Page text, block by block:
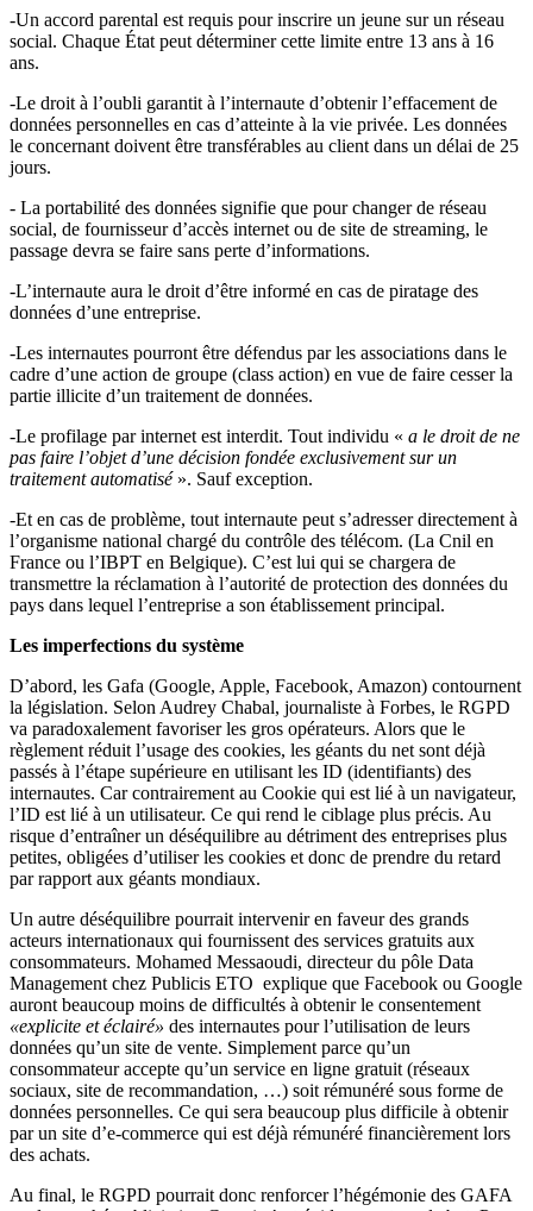
-Un accord parental est requis pour inscrire un jeune sur un réseau
social. Chaque État peut déterminer cette limite entre 13 ans à 16
ans.
-Le droit à l’oubli garantit à l’internaute d’obtenir l’effacement de
données personnelles en cas d’atteinte à la vie privée. Les données
le concernant doivent être transférables au client dans un délai de 25
jours.
- La portabilité des données signifie que pour changer de réseau
social, de fournisseur d’accès internet ou de site de streaming, le
passage devra se faire sans perte d’informations.
-L’internaute aura le droit d’être informé en cas de piratage des
données d’une entreprise.
-Les internautes pourront être défendus par les associations dans le
cadre d’une action de groupe (class action) en vue de faire cesser la
partie illicite d’un traitement de données.
-Le profilage par internet est interdit. Tout individu « a le droit de ne
pas faire l’objet d’une décision fondée exclusivement sur un
traitement automatisé». Sauf exception.
-Et en cas de problème, tout internaute peut s’adresser directement à
l’organisme national chargé du contrôle des télécom. (La Cnil en
France ou l’IBPT en Belgique). C’est lui qui se chargera de
transmettre la réclamation à l’autorité de protection des données du
pays dans lequel l’entreprise a son établissement principal.
Les imperfections du système
D’abord, les Gafa (Google, Apple, Facebook, Amazon) contournent
la législation. Selon Audrey Chabal, journaliste à Forbes, le RGPD
va paradoxalement favoriser les gros opérateurs. Alors que le
règlement réduit l’usage des cookies, les géants du net sont déjà
passés à l’étape supérieure en utilisant les ID (identifiants) des
internautes. Car contrairement au Cookie qui est lié à un navigateur,
l’ID est lié à un utilisateur. Ce qui rend le ciblage plus précis. Au
risque d’entraîner un déséquilibre au détriment des entreprises plus
petites, obligées d’utiliser les cookies et donc de prendre du retard
par rapport aux géants mondiaux.
Un autre déséquilibre pourrait intervenir en faveur des grands
acteurs internationaux qui fournissent des services gratuits aux
consommateurs. Mohamed Messaoudi, directeur du pôle Data
Management chez Publicis ETO explique que Facebook ou Google
auront beaucoup moins de difficultés à obtenir le consentement
«explicite et éclairé» des internautes pour l’utilisation de leurs
données qu’un site de vente. Simplement parce qu’un
consommateur accepte qu’un service en ligne gratuit (réseaux
sociaux, site de recommandation, …) soit rémunéré sous forme de
données personnelles. Ce qui sera beaucoup plus difficile à obtenir
par un site d’e-commerce qui est déjà rémunéré financièrement lors
des achats.
Au final, le RGPD pourrait donc renforcer l’hégémonie des GAFA